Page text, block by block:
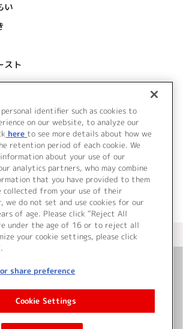
い
スト
タログサイト トップページへ
お問い合わせ
サイト利用について
identifier such as cookies to
on our website, to analyze our
here to see more details about how we
retention period of each cookie. We
about your use of our
analytics partners, who may combine
that you have provided to them
from your use of their
we do not set and use cookies for our
of age. Please click “Reject All
under the age of 16 or to reject all
your cookie settings, please click
share preference
Cookie Settings